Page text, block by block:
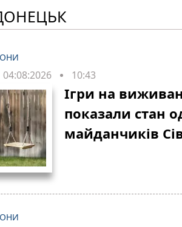
04:08:2026 10:43
Ігри на
показали стан
майданчиків